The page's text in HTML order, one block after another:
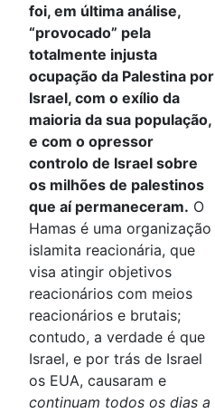
foi, em última análise,
“provocado” pela
totalmente injusta
ocupação da Palestina por
Israel, com o exílio da
maioria da sua população,
e com o opressor
controlo de Israel sobre
os milhões de palestinos
que aí permaneceram. O
Hamas é uma organização
islamita reacionária, que
visa atingir objetivos
reacionários com meios
reacionários e brutais;
contudo, a verdade é que
Israel, e por trás de Israel
os EUA, causaram e
continuam todos os dias a